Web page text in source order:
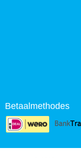
Betaalmethodes